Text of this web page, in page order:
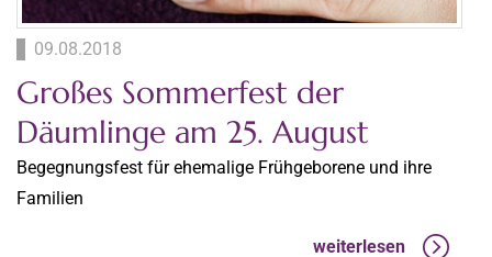
09.08.2018
Großes Sommerfest der
Däumlinge am 25. August
Begegnungsfest für ehemalige Frühgeborene und ihre
Familien
weiterlesen